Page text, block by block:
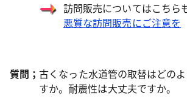
訪問販売についてはこち
悪質な訪問販売にご注意を
質問； 古くなった水道管の取替はどの
すか。耐震性は大丈夫ですか。